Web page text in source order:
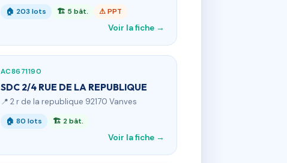
🏠 203 lots 🏗 5 bât. ⚠ PPT
Voir la fiche →
AC8671190
SDC 2/4 RUE DE LA REPUBLIQUE
📍 2 r de la republique 92170 Vanves
🏠 80 lots 🏗 2 bât.
Voir la fiche →